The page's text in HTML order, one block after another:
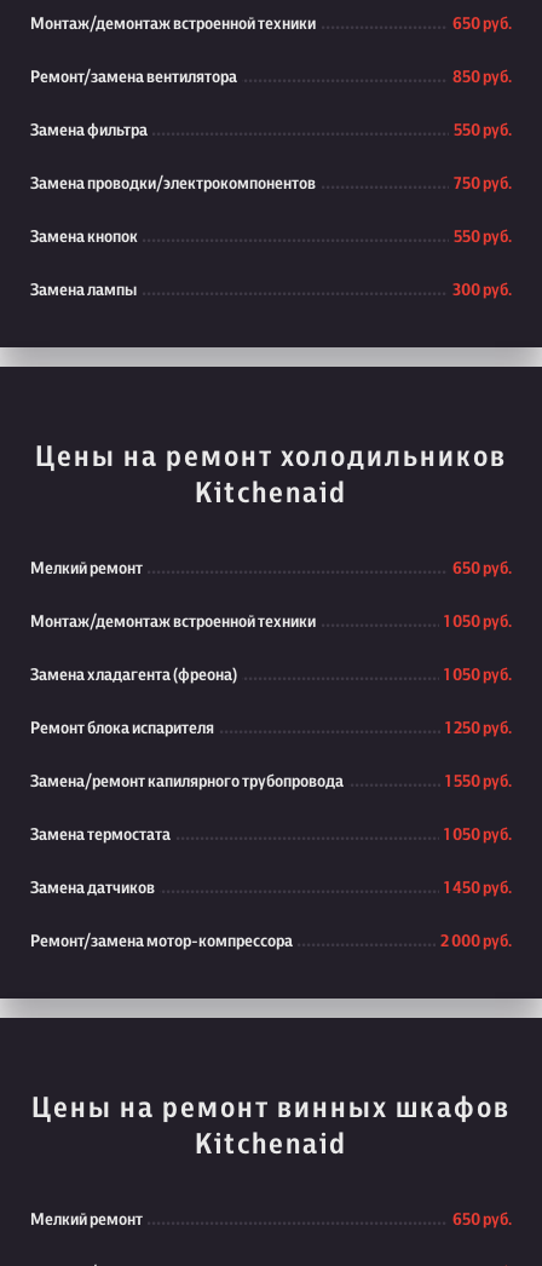
Монтаж/демонтаж встроенной техники 650 руб.
Ремонт/замена вентилятора 850 руб.
Замена фильтра 550 руб.
Замена проводки/электрокомпонентов 750 руб.
Замена кнопок 550 руб.
Замена лампы 300 руб.
Цены на ремонт холодильников
Kitchenaid
Мелкий ремонт 650 руб.
Монтаж/демонтаж встроенной техники 1 050 руб.
Замена хладагента (фреона) 1 050 руб.
Ремонт блока испарителя 1 250 руб.
Замена/ремонт капилярного трубопровода 1 550 руб.
Замена термостата 1 050 руб.
Замена датчиков 1 450 руб.
Ремонт/замена мотор-компрессора 2 000 руб.
Цены на ремонт винных шкафов
Kitchenaid
Мелкий ремонт 650 руб.